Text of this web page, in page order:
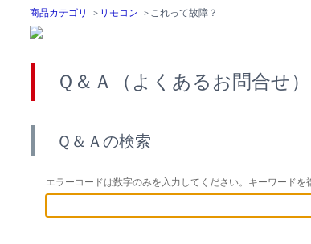
商品カテゴリ > リモコン > これって故障？
Ｑ＆Ａ（よくあるお問合せ）
Ｑ＆Ａの検索
エラーコードは数字のみを入力してください。キーワード